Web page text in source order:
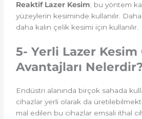
Reaktif Lazer Kesim; bu yöntem
yüzeylerin kesiminde kullanılır.
daha kalın çelik kesimi için kullanılır.
5- Yerli Lazer Kesim
Avantajları
Endüstri alanında birçok sahada
cihazlar yerli olarak da
mal edilen bu cihazlar emsali ithal